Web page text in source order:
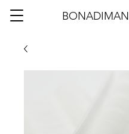
BONADIMAN